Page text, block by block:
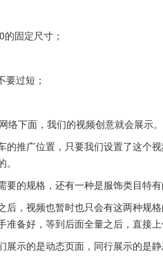
固定尺寸；
要过短；
络下面，我们的视频创意就会展示。
的推广位置，只要我们设置了这个
的规格，还有一种是服饰类目特
后，视频也暂时也只会有这两种规
备好，等到后面全量之后，直接上
展示的是动态页面，同行展示的是